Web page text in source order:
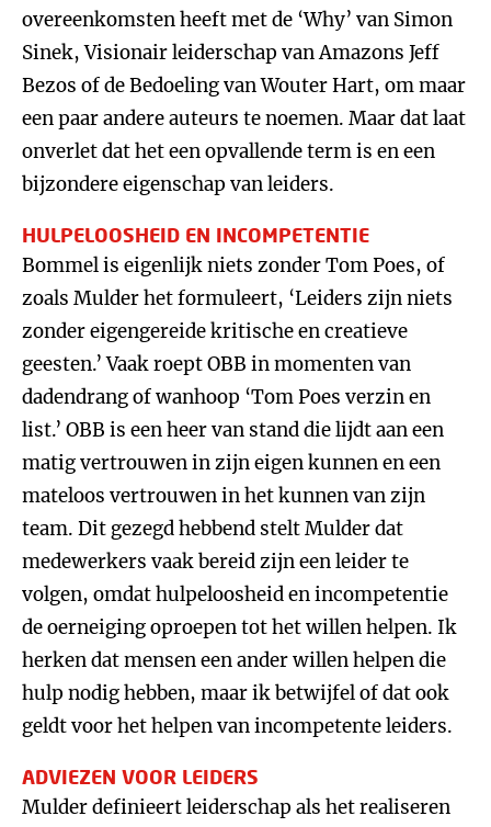
overeenkomsten heeft met de ‘Why’ van Simon
Sinek, Visionair leiderschap van Amazons Jeff
Bezos of de Bedoeling van Wouter Hart, om maar
een paar andere auteurs te noemen. Maar dat laat
onverlet dat het een opvallende term is en een
bijzondere eigenschap van leiders.
HULPELOOSHEID EN INCOMPETENTIE
Bommel is eigenlijk niets zonder Tom Poes, of
zoals Mulder het formuleert, ‘Leiders zijn niets
zonder eigengereide kritische en creatieve
geesten.’ Vaak roept OBB in momenten van
dadendrang of wanhoop ‘Tom Poes verzin en
list.’ OBB is een heer van stand die lijdt aan een
matig vertrouwen in zijn eigen kunnen en een
mateloos vertrouwen in het kunnen van zijn
team. Dit gezegd hebbend stelt Mulder dat
medewerkers vaak bereid zijn een leider te
volgen, omdat hulpeloosheid en incompetentie
de oerneiging oproepen tot het willen helpen. Ik
herken dat mensen een ander willen helpen die
hulp nodig hebben, maar ik betwijfel of dat ook
geldt voor het helpen van incompetente leiders.
ADVIEZEN VOOR LEIDERS
Mulder definieert leiderschap als het realiseren